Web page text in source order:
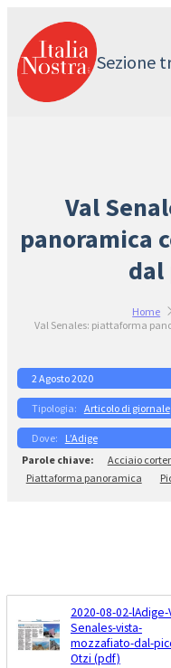
contenuto
Sezione
Val
panoramica
dal
Home
Val Senales: piattaforma
2 Agosto 2020
Articolo di giornale
L’Adige
Acciaio
Piattaforma panoramica
2020-08-02-lAdige-
Senales-vista-
mozzafiato-dal-
Otzi (pdf)